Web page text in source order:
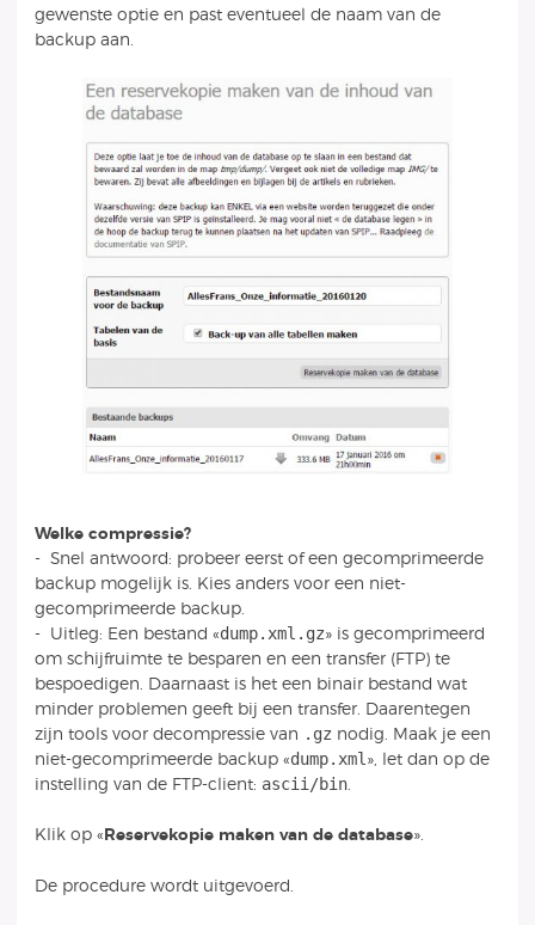
gewenste optie en past eventueel de naam van de
backup aan.
Welke compressie?
- Snel antwoord: probeer eerst of een gecomprimeerde
backup mogelijk is. Kies anders voor een niet-
gecomprimeerde backup.
- Uitleg: Een bestand «dump.xml.gz» is gecomprimeerd
om schijfruimte te besparen en een transfer (FTP) te
bespoedigen. Daarnaast is het een binair bestand wat
minder problemen geeft bij een transfer. Daarentegen
zijn tools voor decompressie van .gz nodig. Maak je een
niet-gecomprimeerde backup «dump.xml », let dan op de
instelling van de FTP-client: ascii/bin.
Klik op « Reservekopie maken van de database».
De procedure wordt uitgevoerd.